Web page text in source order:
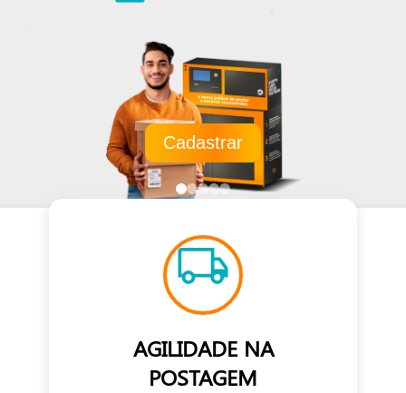
Cadastrar
AGILIDADE NA
POSTAGEM